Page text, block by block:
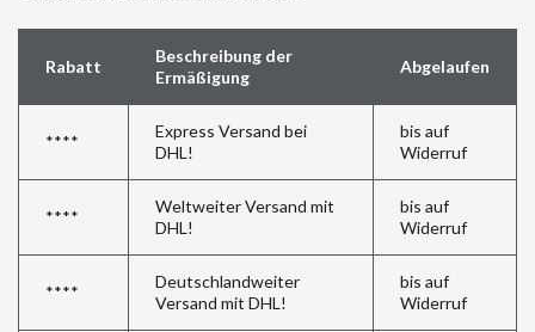
Rabatt
Beschreibung der
Ermäßigung
Abgelaufen
****
Express Versand bei
DHL!
bis auf
Widerruf
****
Weltweiter Versand mit
DHL!
bis auf
Widerruf
****
Deutschlandweiter
Versand mit DHL!
bis auf
Widerruf